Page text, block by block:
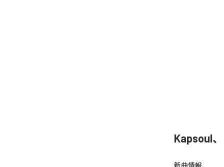
Kapsoul、
新曲情報